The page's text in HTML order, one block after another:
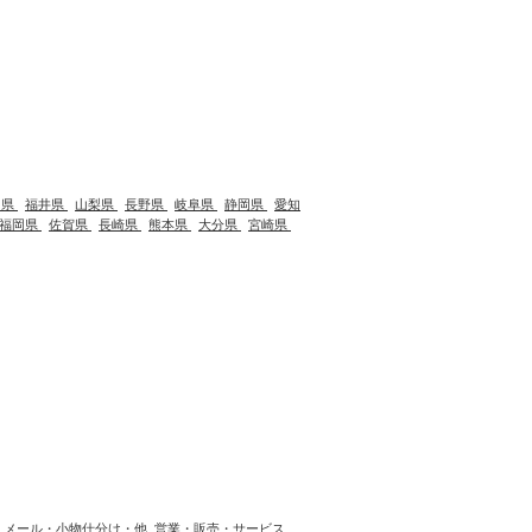
福井県 山梨県 長野県 岐阜県 静岡県
愛知
福岡県
佐賀県 長崎県 熊本県 大分県 宮崎県
メール・小物仕分け・他 営業・販売・サービス